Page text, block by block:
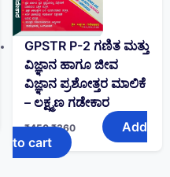
GPSTR P-2 ಗಣಿತ ಮತ್ತು
ವಿಜ್ಞಾನ ಹಾಗೂ ಜೀವ
ವಿಜ್ಞಾನ ಪ್ರಶೋತ್ತರ ಮಾಲಿಕೆ
– ಲಕ್ಷ್ಮಣ ಗಡೇಕಾರ
₹450 ₹360
Add
to cart